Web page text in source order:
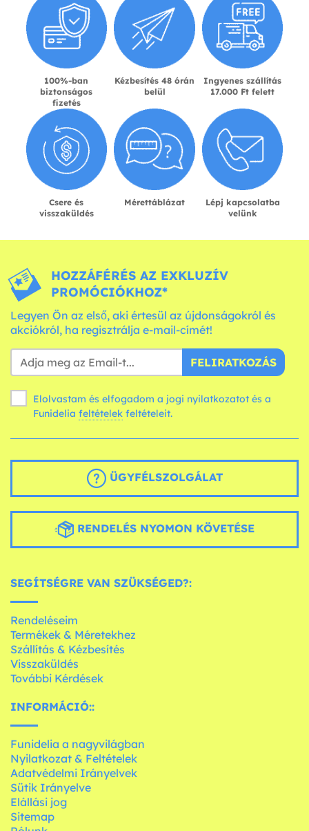
100%-ban
biztonságos
fizetés
Kézbesítés 48 órán
belül
Ingyenes szállítás
17.000 Ft felett
Csere és
visszaküldés
Mérettáblázat
Lépj kapcsolatba
velünk
HOZZÁFÉRÉS AZ EXKLUZÍV
PROMÓCIÓKHOZ*
Legyen Ön az első, aki értesül az újdonságokról és
akciókról, ha regisztrálja e-mail-címét!
FELIRATKOZÁS
Elolvastam és elfogadom a jogi nyilatkozatot és a
Funidelia feltételek feltételeit.
ÜGYFÉLSZOLGÁLAT
RENDELÉS NYOMON KÖVETÉSE
SEGÍTSÉGRE VAN SZÜKSÉGED?:
Rendeléseim
Termékek & Méretekhez
Szállítás & Kézbesítés
Visszaküldés
További Kérdések
INFORMÁCIÓ::
Funidelia a nagyvilágban
Nyilatkozat & Feltételek
Adatvédelmi Irányelvek
Sütik Irányelve
Elállási jog
Sitemap